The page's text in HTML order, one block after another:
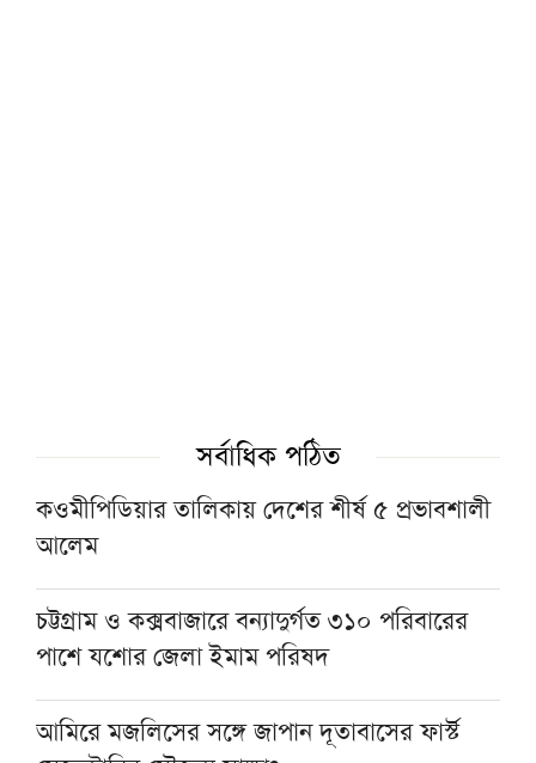
গ্যাস-বিদ্যুৎসহ জ্বালানি নিরাপত্তায় সরকার ব্যর্থ:
পশ্চিমবঙ্গে ১২৭৯টি মসজিদ থেকে মাইক ও লাউড
স্পিকার অপসারণ
১৫ আগস্টের জাতীয় ওলামা-মাশায়েখ সম্মেলন
সফল করতে সাভারে মতবিনিময় সভা
সর্বাধিক পঠিত
কওমীপিডিয়ার তালিকায় দেশের শীর্ষ ৫ প্রভাবশালী
আলেম
চট্টগ্রাম ও কক্সবাজারে বন্যাদুর্গত ৩১০ পরিবারের
পাশে যশোর জেলা ইমাম পরিষদ
আমিরে মজলিসের সঙ্গে জাপান দূতাবাসের ফার্স্ট